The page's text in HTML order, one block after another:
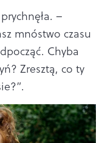
–
mnóstwo czasu
Chyba
Zresztą, co ty